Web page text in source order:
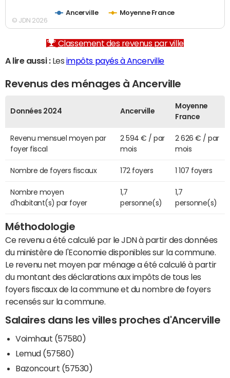
Ancerville Moyenne France
© JDN 2026
Classement des revenus par ville
A lire aussi :Les impôts payés à Ancerville
Revenus des ménages à Ancerville
Données 2024 Ancerville
Moyenne
France
Revenu mensuel moyen par
foyer fiscal
2 594 € / par
mois
2 626 € / par
mois
Nombre de foyers fiscaux 172 foyers 1 107 foyers
Nombre moyen
d'habitant(s) par foyer
1,7
personne(s)
1,7
personne(s)
Méthodologie
Ce revenu a été calculé par le JDN à partir des données
du ministère de l'Economie disponibles sur la commune.
Le revenu net moyen par ménage a été calculé à partir
du montant des déclarations aux impôts de tous les
foyers fiscaux de la commune et du nombre de foyers
recensés sur la commune.
Salaires dans les villes proches d'Ancerville
Voimhaut (57580)
Lemud (57580)
Bazoncourt (57530)